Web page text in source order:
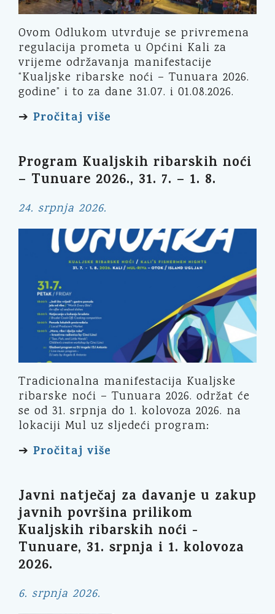
Ovom Odlukom utvrđuje se privremena
regulacija prometa u Općini Kali za
vrijeme održavanja manifestacije
“Kualjske ribarske noći – Tunuara 2026.
godine” i to za dane 31.07. i 01.08.2026.
➔ Pročitaj više
Program Kualjskih ribarskih noći
– Tunuare 2026., 31. 7. – 1. 8.
24. srpnja 2026.
Tradicionalna manifestacija Kualjske
ribarske noći – Tunuara 2026. održat će
se od 31. srpnja do 1. kolovoza 2026. na
lokaciji Mul uz sljedeći program:
➔ Pročitaj više
Javni natječaj za davanje u zakup
javnih površina prilikom
Kualjskih ribarskih noći -
Tunuare, 31. srpnja i 1. kolovoza
2026.
6. srpnja 2026.